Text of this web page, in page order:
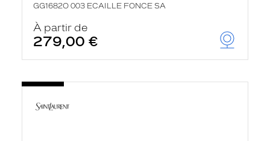
GG1682O 003 ECAILLE FONCE SA
À partir de
279,00 €